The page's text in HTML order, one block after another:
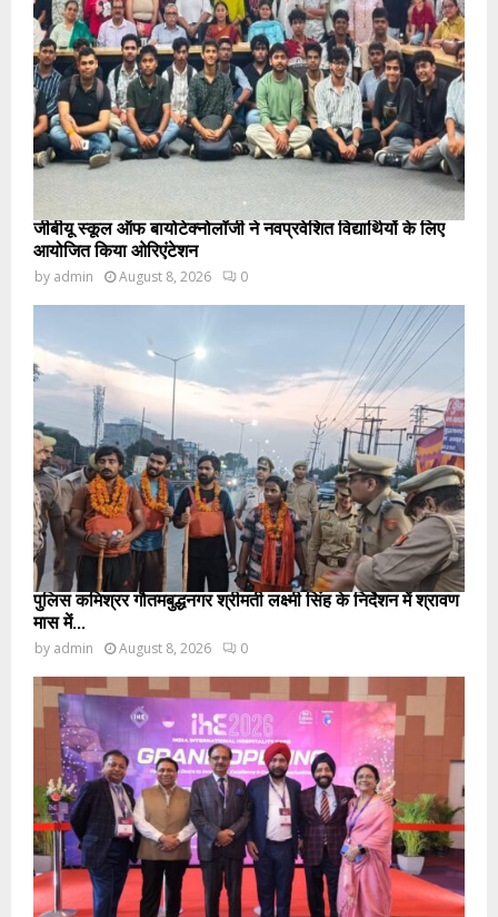
जीबीयू स्कूल ऑफ बायोटेक्नोलॉजी ने नवप्रवेशित विद्यार्थियों के लिए
आयोजित किया ओरिएंटेशन
by admin August 8, 2026 0
पुलिस कमिश्रर गौतमबुद्धनगर श्रीमती लक्ष्मी सिंह के निर्देशन में श्रावण
मास में...
by admin August 8, 2026 0